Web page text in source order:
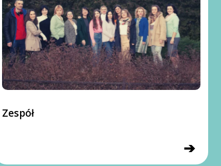
Zespół
➔